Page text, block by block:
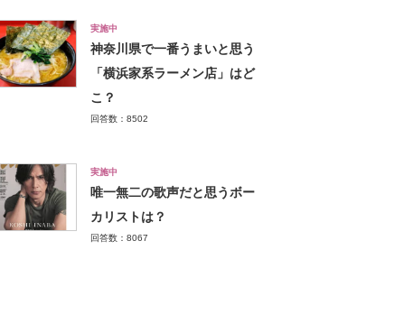
実施中
神奈川県で一番うまいと思う
「横浜家系ラーメン店」はど
こ？
回答数：8502
実施中
唯一無二の歌声だと思うボー
カリストは？
回答数：8067